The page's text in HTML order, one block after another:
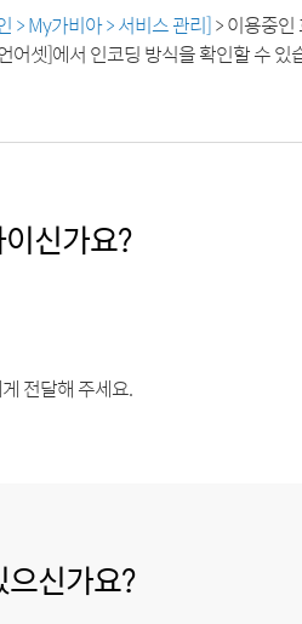
> My가비아 > 서비스 관리]> 이용중
어셋]에서 인코딩 방식을 확인할 수 있
신가요?
전달해 주세요.
신가요?